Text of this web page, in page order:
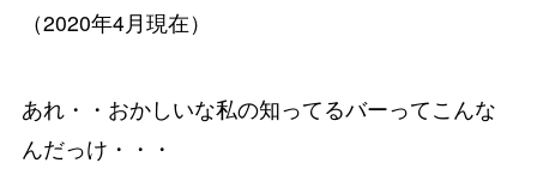
（2020年4月現在）
あれ・・おかしいな私の知ってるバーってこんな
んだっけ・・・